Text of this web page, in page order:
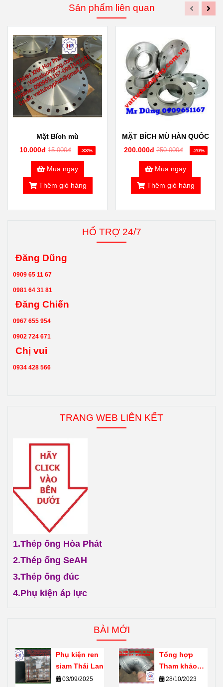
Sản phẩm liên quan
Mặt Bích mù
10.000đ 15.000đ -33%
Mua ngay
Thêm giỏ hàng
MẶT BÍCH MÙ HÀN QUỐC
200.000đ 250.000đ -20%
Mua ngay
Thêm giỏ hàng
HỔ TRỢ 24/7
Đăng Dũng
0909 65 11 67
0981 64 31 81
Đăng Chiến
0967 655 954
0902 724 671
Chị vui
0934 428 566
TRANG WEB LIÊN KẾT
1.Thép ống Hòa Phát
2.Thép ống SeAH
3.Thép ống đúc
4.Phụ kiện áp lực
BÀI MỚI
Phụ kiện ren
siam Thái Lan
03/09/2025
Tổng hợp
Tham khảo
giới thiệu về
28/10/2023